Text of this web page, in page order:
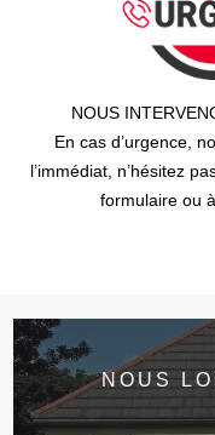
NOUS
En cas d’urgence,
l’immédiat, n’hésitez
formulaire ou
NOUS